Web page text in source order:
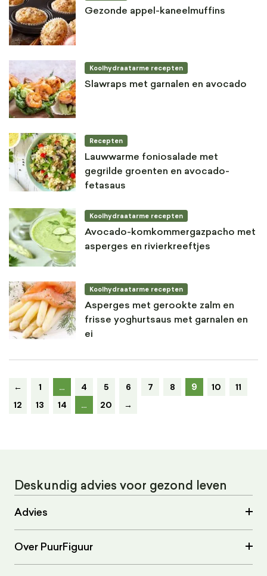
Gezonde appel-kaneelmuffins
Koolhydraatarme recepten
Slawraps met garnalen en avocado
Recepten
Lauwwarme foniosalade met
gegrilde groenten en avocado-
fetasaus
Koolhydraatarme recepten
Avocado-komkommergazpacho met
asperges en rivierkreeftjes
Koolhydraatarme recepten
Asperges met gerookte zalm en
frisse yoghurtsaus met garnalen en
ei
← 1 … 4 5 6 7 8 9 10
11
12
13 14 … 20 →
Deskundig advies voor gezond leven
Advies
Over PuurFiguur